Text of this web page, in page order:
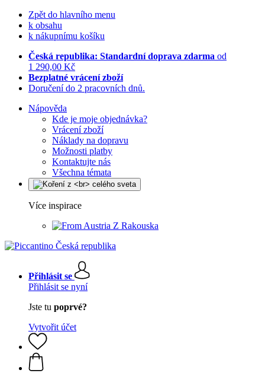
Zpět do hlavního menu
k obsahu
k nákupnímu košíku
Česká republika: Standardní doprava zdarma od
1 290,00 Kč
Bezplatné vrácení zboží
Doručení do 2 pracovních dnů.
Nápověda
Kde je moje objednávka?
Vrácení zboží
Náklady na dopravu
Možnosti platby
Kontaktujte nás
Všechna témata
Více inspirace
Z Rakouska
Přihlásit se
Přihlásit se nyní
Jste tu poprvé?
Vytvořit účet